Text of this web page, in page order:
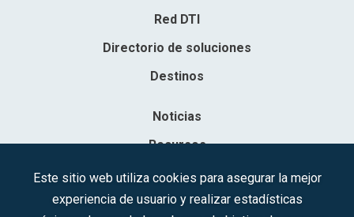
Red DTI
Directorio de soluciones
Destinos
Noticias
Recursos
Contacto
Sociedad Mercantil Estatal para la Gestión de la Innovación y las
Este sitio web utiliza cookies para asegurar la mejor
experiencia de usuario y realizar estadísticas